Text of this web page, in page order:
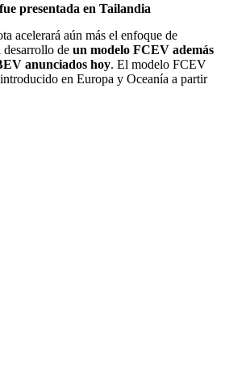
presentada en Tailandia
acelerará aún más el enfoque de
desarrollo de un modelo FCEV además
anunciados hoy. El modelo FCEV
en Europa y Oceanía a partir